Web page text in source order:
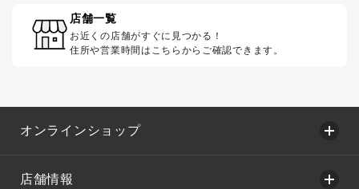
店舗一覧
お近くの店舗がすぐに見つかる！
住所や営業時間はこちらからご確認できます。
オンラインショップ
店舗情報